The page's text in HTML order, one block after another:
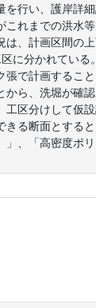
を行い、護岸詳
これまでの洪水
は、計画区間の
に分かれている。
で計画すること
から、洗堀が確認
工区分けして仮
る断面とすると
」、「高密度ポ